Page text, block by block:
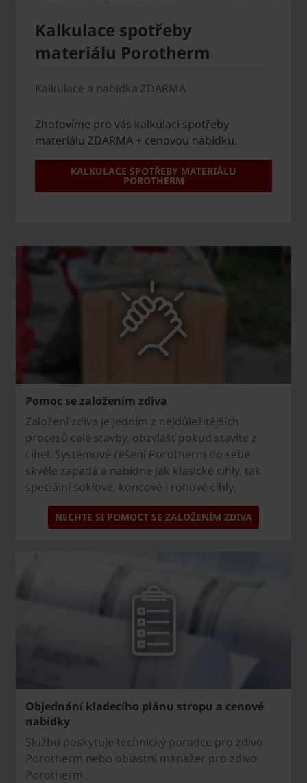
Kalkulace spotřeby
materiálu Porotherm
Kalkulace a nabídka ZDARMA
Zhotovíme pro vás kalkulaci spotřeby
materiálu ZDARMA + cenovou nabídku.
KALKULACE SPOTŘEBY MATERIÁLU
POROTHERM
Pomoc se založením zdiva
Založení zdiva je jedním z nejdůležitějších
procesů celé stavby, obzvlášť pokud stavíte z
cihel. Systémové řešení Porotherm do sebe
skvěle zapadá a nabídne jak klasické cihly, tak
speciální soklové, koncové i rohové cihly.
NECHTE SI POMOCT SE ZALOŽENÍM ZDIVA
Objednání kladecího plánu stropu a cenové
nabídky
Službu poskytuje technický poradce pro zdivo
Porotherm nebo oblastní manažer pro zdivo
Porotherm.